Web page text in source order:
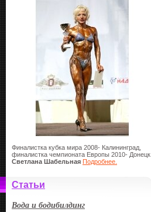
Финалистка кубка мира 2008- Калининград,
финалистка чемпионата Европы 2010- Донецк.
Светлана Шабельная Подробнее.
Статьи
Вода и бодибилдинг